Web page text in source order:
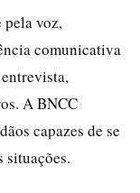
voz,
comunicativa
A BNCC
capazes de se
situações.